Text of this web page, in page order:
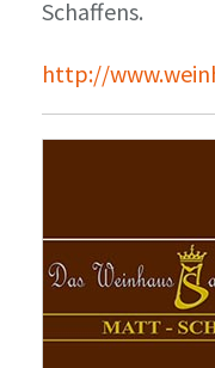
Schaffens.
http://